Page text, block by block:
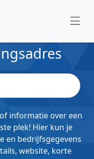
informatie over een
plek! Hier kun je
en bedrijfsgegevens
website, korte